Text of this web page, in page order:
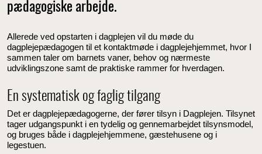
pædagogiske arbejde.
Allerede ved opstarten i dagplejen vil du møde du
dagplejepædagogen til et kontaktmøde i dagplejehjemmet, hvor I
sammen taler om barnets vaner, behov og nærmeste
udviklingszone samt de praktiske rammer for hverdagen.
En systematisk og faglig tilgang
Det er dagplejepædagogerne, der fører tilsyn i Dagplejen. Tilsynet
tager udgangspunkt i en tydelig og gennemarbejdet tilsynsmodel,
og bruges både i dagplejehjemmene, gæstehusene og i
legestuen.